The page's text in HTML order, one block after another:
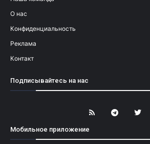
О нас
Конфиденциальность
Реклама
Контакт
Подписывайтесь на нас
Мобильное приложение